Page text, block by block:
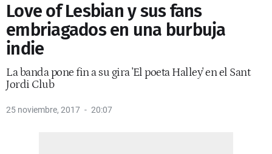
Love of Lesbian y sus fans
embriagados en una burbuja
indie
La banda pone fin a su gira 'El poeta Halley' en el Sant
Jordi Club
25 noviembre, 2017 20:07